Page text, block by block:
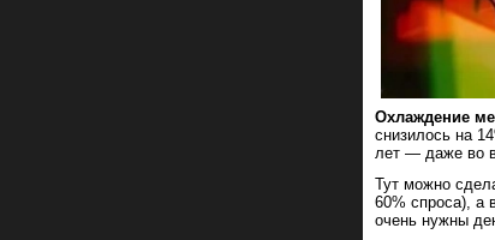
Охлаждение
снизилось на
лет — даже во
Тут можно
60% спроса), а
очень нужны